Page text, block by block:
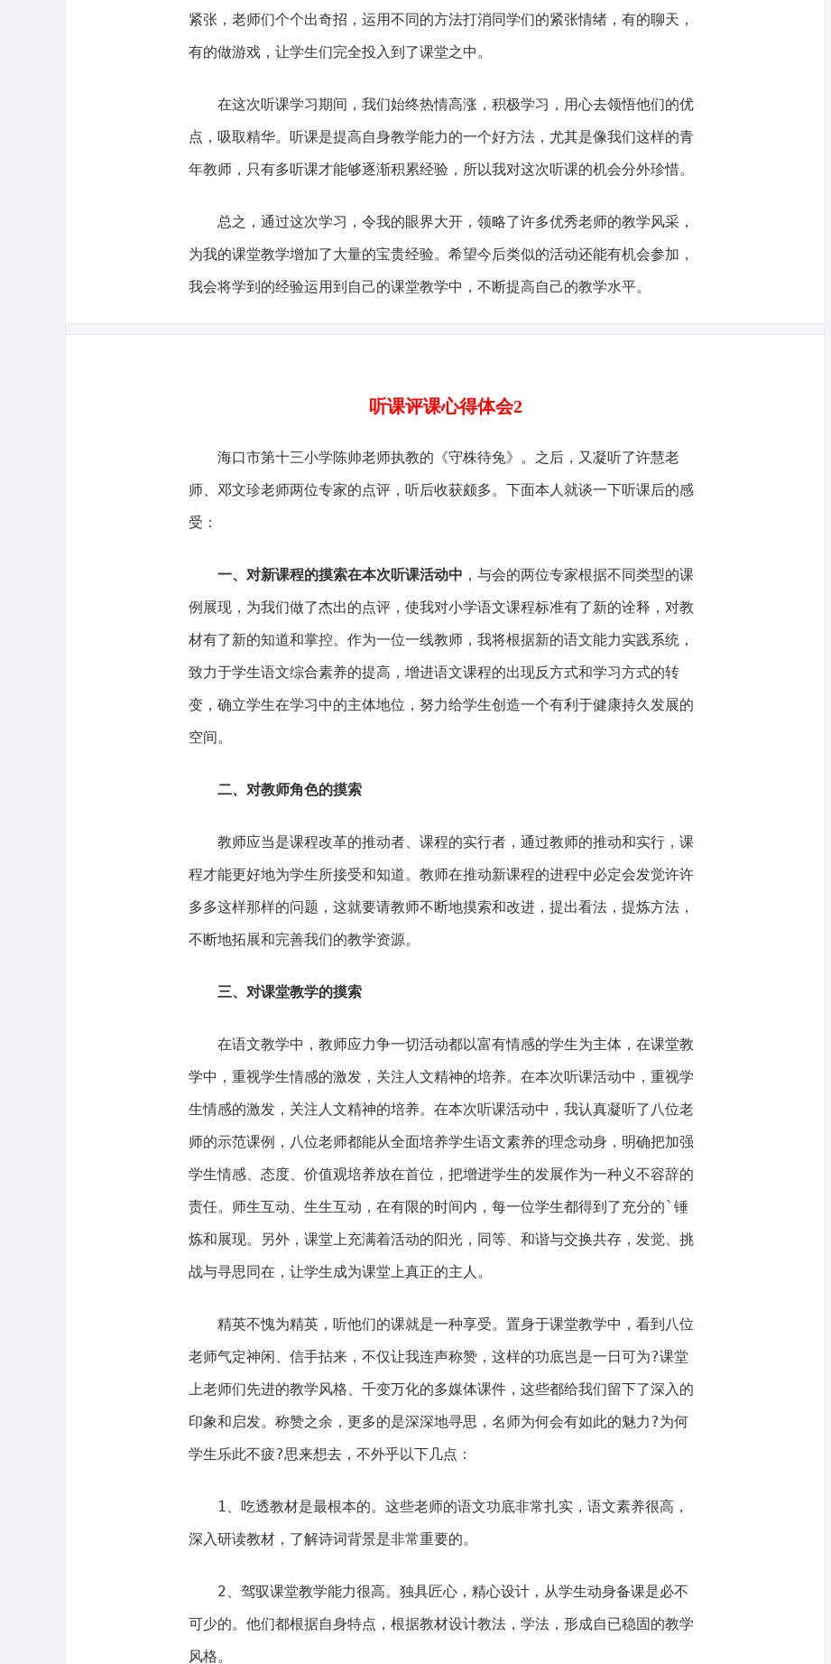
紧张，老师们个个出奇招，运用不同的方法打消同学们的紧张情绪，有的聊天，
有的做游戏，让学生们完全投入到了课堂之中。
在这次听课学习期间，我们始终热情高涨，积极学习，用心去领悟他们的优
点，吸取精华。听课是提高自身教学能力的一个好方法，尤其是像我们这样的青
年教师，只有多听课才能够逐渐积累经验，所以我对这次听课的机会分外珍惜。
总之，通过这次学习，令我的眼界大开，领略了许多优秀老师的教学风采，
为我的课堂教学增加了大量的宝贵经验。希望今后类似的活动还能有机会参加，
我会将学到的经验运用到自己的课堂教学中，不断提高自己的教学水平。
听课评课心得体会2
海口市第十三小学陈帅老师执教的《守株待兔》。之后，又凝听了许慧老
师、邓文珍老师两位专家的点评，听后收获颇多。下面本人就谈一下听课后的感
受：
一、对新课程的摸索在本次听课活动中 ，与会的两位专家根据不同类型的课
例展现，为我们做了杰出的点评，使我对小学语文课程标准有了新的诠释，对教
材有了新的知道和掌控。作为一位一线教师，我将根据新的语文能力实践系统，
致力于学生语文综合素养的提高，增进语文课程的出现反方式和学习方式的转
变，确立学生在学习中的主体地位，努力给学生创造一个有利于健康持久发展的
空间。
二、对教师角色的摸索
教师应当是课程改革的推动者、课程的实行者，通过教师的推动和实行，课
程才能更好地为学生所接受和知道。教师在推动新课程的进程中必定会发觉许许
多多这样那样的问题，这就要请教师不断地摸索和改进，提出看法，提炼方法，
不断地拓展和完善我们的教学资源。
三、对课堂教学的摸索
在语文教学中，教师应力争一切活动都以富有情感的学生为主体，在课堂教
学中，重视学生情感的激发，关注人文精神的培养。在本次听课活动中，重视学
生情感的激发，关注人文精神的培养。在本次听课活动中，我认真凝听了八位老
师的示范课例，八位老师都能从全面培养学生语文素养的理念动身，明确把加强
学生情感、态度、价值观培养放在首位，把增进学生的发展作为一种义不容辞的
责任。师生互动、生生互动，在有限的时间内，每一位学生都得到了充分的`锤
炼和展现。另外，课堂上充满着活动的阳光，同等、和谐与交换共存，发觉、挑
战与寻思同在，让学生成为课堂上真正的主人。
精英不愧为精英，听他们的课就是一种享受。置身于课堂教学中，看到八位
老师气定神闲、信手拈来，不仅让我连声称赞，这样的功底岂是一日可为?课堂
上老师们先进的教学风格、千变万化的多媒体课件，这些都给我们留下了深入的
印象和启发。称赞之余，更多的是深深地寻思，名师为何会有如此的魅力?为何
学生乐此不疲?思来想去，不外乎以下几点：
1、吃透教材是最根本的。这些老师的语文功底非常扎实，语文素养很高，
深入研读教材，了解诗词背景是非常重要的。
2、驾驭课堂教学能力很高。独具匠心，精心设计，从学生动身备课是必不
可少的。他们都根据自身特点，根据教材设计教法，学法，形成自已稳固的教学
风格。